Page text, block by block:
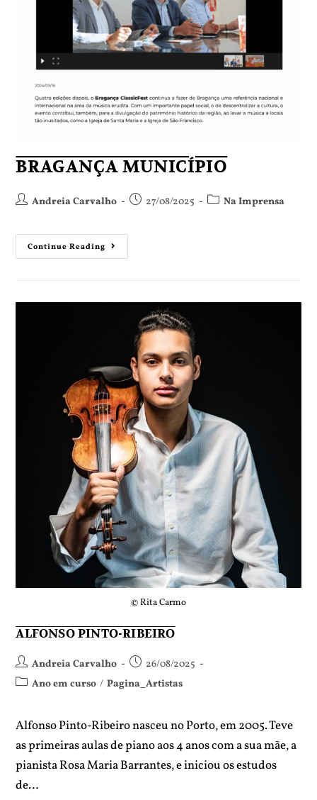
BRAGANÇA MUNICÍPIO
Andreia Carvalho 27/08/2025 Na Imprensa
Continue Reading
© Rita Carmo
ALFONSO PINTO-RIBEIRO
Andreia Carvalho
26/08/2025
Ano em curso / Pagina_Artistas
Alfonso Pinto-Ribeiro nasceu no Porto, em 2005. Teve
as primeiras aulas de piano aos 4 anos com a sua mãe, a
pianista Rosa Maria Barrantes, e iniciou os estudos
de…